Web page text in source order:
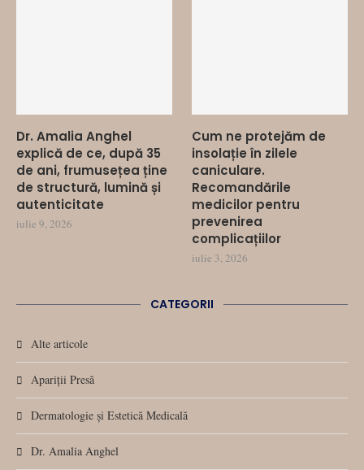
Dr. Amalia Anghel
explică de ce, după 35
de ani, frumusețea ține
de structură, lumină și
autenticitate
iulie 9, 2026
Cum ne protejăm de
insolație în zilele
caniculare.
Recomandările
medicilor pentru
prevenirea
complicațiilor
iulie 3, 2026
CATEGORII
Alte articole
Apariții Presă
Dermatologie și Estetică Medicală
Dr. Amalia Anghel